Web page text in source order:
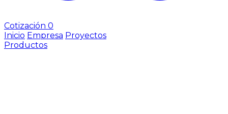
Cotización 0
Inicio Empresa Proyectos
Productos